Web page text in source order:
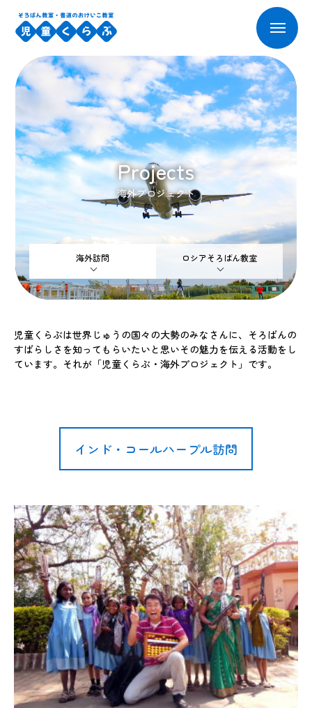
Projects
海外プロジェクト
海外訪問 ロシアそろばん教室
児童くらぶは世界じゅうの国々の大勢のみなさんに、そろばんの
すばらしさを知ってもらいたいと思いその魅力を伝える活動をし
ています。それが「児童くらぶ・海外プロジェクト」です。
インド・コールハープル訪問